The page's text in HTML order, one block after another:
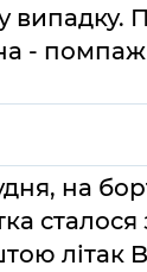
випадку.
- помпаж
на
літак